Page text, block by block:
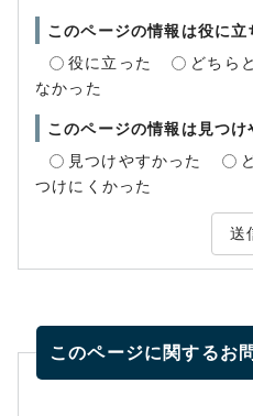
このページの情報は役に立
役に立った
どちら
なかった
このページの情報は見つけ
見つけやすかった
つけにくかった
送
このページに関するお